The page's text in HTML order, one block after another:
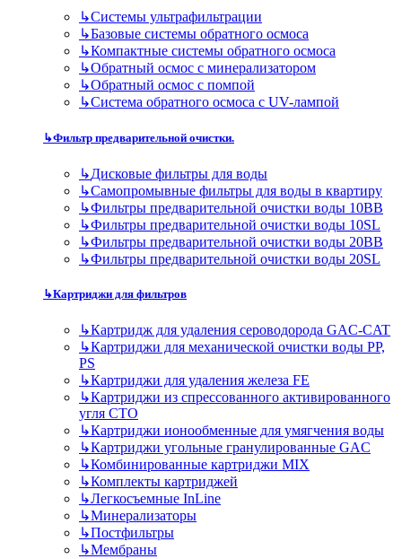
↳Cистемы ультрафильтрации
↳Базовые системы обратного осмоса
↳Компактные системы обратного осмоса
↳Обратный осмос с минерализатором
↳Обратный осмос с помпой
↳Система обратного осмоса с UV-лампой
↳Фильтр предварительной очистки.
↳Дисковые фильтры для воды
↳Самопромывные фильтры для воды в квартиру
↳Фильтры предварительной очистки воды 10BB
↳Фильтры предварительной очистки воды 10SL
↳Фильтры предварительной очистки воды 20BB
↳Фильтры предварительной очистки воды 20SL
↳Картриджи для фильтров
↳Картридж для удаления сероводорода GAC-CAT
↳Картриджи для механической очистки воды PP,
PS
↳Картриджи для удаления железа FE
↳Картриджи из спрессованного активированного
угля CTO
↳Картриджи ионообменные для умягчения воды
↳Картриджи угольные гранулированные GAC
↳Комбинированные картриджи MIX
↳Комплекты картриджей
↳Легкосъемные InLine
↳Минерализаторы
↳Постфильтры
↳Мембраны